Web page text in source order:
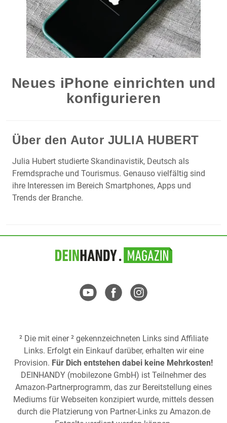
Neues iPhone einrichten und
konfigurieren
Über den Autor JULIA HUBERT
Julia Hubert studierte Skandinavistik, Deutsch als
Fremdsprache und Tourismus. Genauso vielfältig sind
ihre Interessen im Bereich Smartphones, Apps und
Trends der Branche.
² Die mit einer ² gekennzeichneten Links sind Affiliate
Links. Erfolgt ein Einkauf darüber, erhalten wir eine
Provision. Für Dich entstehen dabei keine Mehrkosten!
DEINHANDY (mobilezone GmbH) ist Teilnehmer des
Amazon-Partnerprogramm, das zur Bereitstellung eines
Mediums für Webseiten konzipiert wurde, mittels dessen
durch die Platzierung von Partner-Links zu Amazon.de